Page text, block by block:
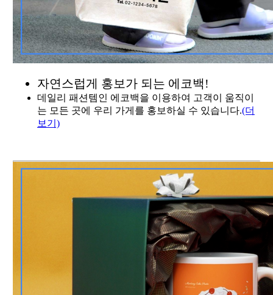
자연스럽게 홍보가 되는 에코백!
데일리 패션템인 에코백을 이용하여 고객이 움직이
는 모든 곳에 우리 가게를 홍보하실 수 있습니다.(더
보기)